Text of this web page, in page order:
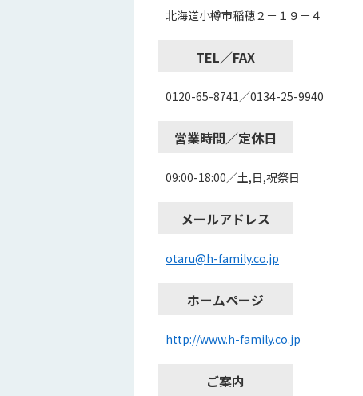
北海道小樽市稲穂２－１９－４
TEL／FAX
0120-65-8741／0134-25-9940
営業時間／定休日
09:00-18:00／土,日,祝祭日
メールアドレス
otaru@h-family.co.jp
ホームページ
http://www.h-family.co.jp
ご案内